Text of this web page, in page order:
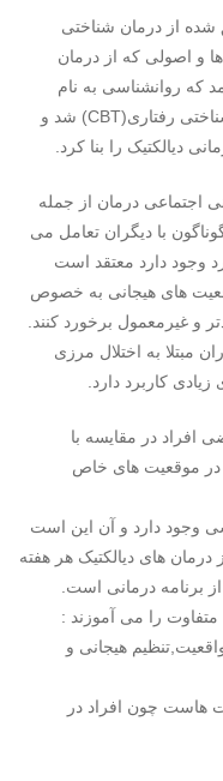
از درمان شناختی
ها و اصولی که از درمان
که روانشناسی به نام
مارشا لینهان, متوجه نقص هایی در درمان شناختی رفتاری(CBT) شد و
دیالکتیک را بنا کرد.
اجتماعی درمان از جمله
با دیگران تعامل می
وجود دارد معتقد است
های هیجانی به خصوص
و غیرمعمول برخورد کنند.
مبتلا به اختلال مرزی
کاربرد دارد.
افراد در مقایسه با
در موقعیت های خاص
وجود دارد و آن این است
های دیالکتیک هر هفته
برنامه درمانی است.
را می آموزند :
هیجانی و
هاست چون افراد در